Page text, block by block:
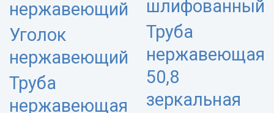
нержавеющий
Уголок
нержавеющий
Труба
нержавеющая
шлифованный
Труба
нержавеющая
50,8
зеркальная